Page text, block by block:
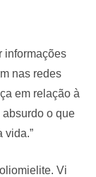
informações
nas redes
em relação à
o que
vida.”
Vi